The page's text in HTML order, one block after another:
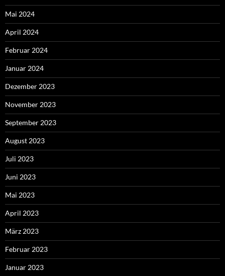
Mai 2024
April 2024
Februar 2024
Januar 2024
Dezember 2023
November 2023
September 2023
August 2023
Juli 2023
Juni 2023
Mai 2023
April 2023
März 2023
Februar 2023
Januar 2023